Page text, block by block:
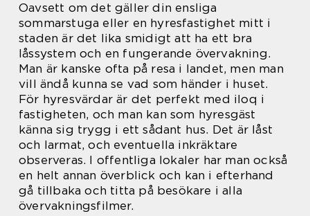
Oavsett om det gäller din ensliga
sommarstuga eller en hyresfastighet mitt i
staden är det lika smidigt att ha ett bra
låssystem och en fungerande övervakning.
Man är kanske ofta på resa i landet, men man
vill ändå kunna se vad som händer i huset.
För hyresvärdar är det perfekt med iloq i
fastigheten, och man kan som hyresgäst
känna sig trygg i ett sådant hus. Det är låst
och larmat, och eventuella inkräktare
observeras. I offentliga lokaler har man också
en helt annan överblick och kan i efterhand
gå tillbaka och titta på besökare i alla
övervakningsfilmer.